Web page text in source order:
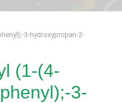
3-hydroxypropan-2-
(1-(4-
3-